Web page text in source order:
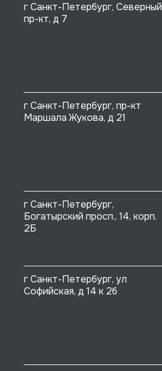
г Санкт-Петербург, Северный
пр-кт, д 7
г Санкт-Петербург, пр-кт
Маршала Жукова, д 21
г Санкт-Петербург,
Богатырский просп., 14, корп.
2Б
г Санкт-Петербург, ул
Софийская, д 14 к 2б